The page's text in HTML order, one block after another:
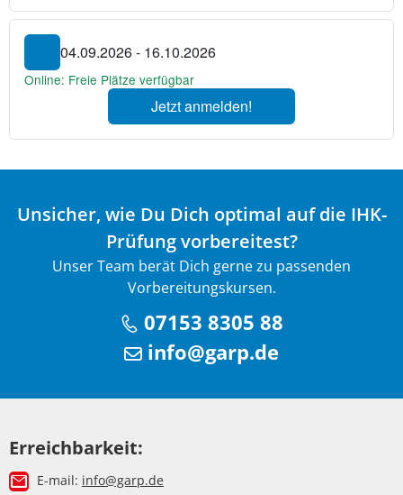
04.09.2026 - 16.10.2026
Online: Freie Plätze verfügbar
Jetzt anmelden!
Unsicher, wie Du Dich optimal auf die IHK-
Prüfung vorbereitest?
Unser Team berät Dich gerne zu passenden
Vorbereitungskursen.
07153 8305 88
info@garp.de
Erreichbarkeit:
E-mail: info@garp.de